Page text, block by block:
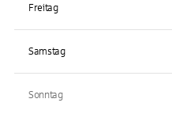
Freitag
Samstag
Sonntag